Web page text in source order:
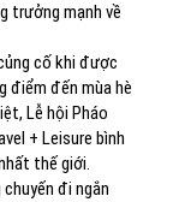
trưởng mạnh về
cố khi được
điểm đến mùa hè
Lễ hội Pháo
+ Leisure bình
thế giới.
đi ngắn